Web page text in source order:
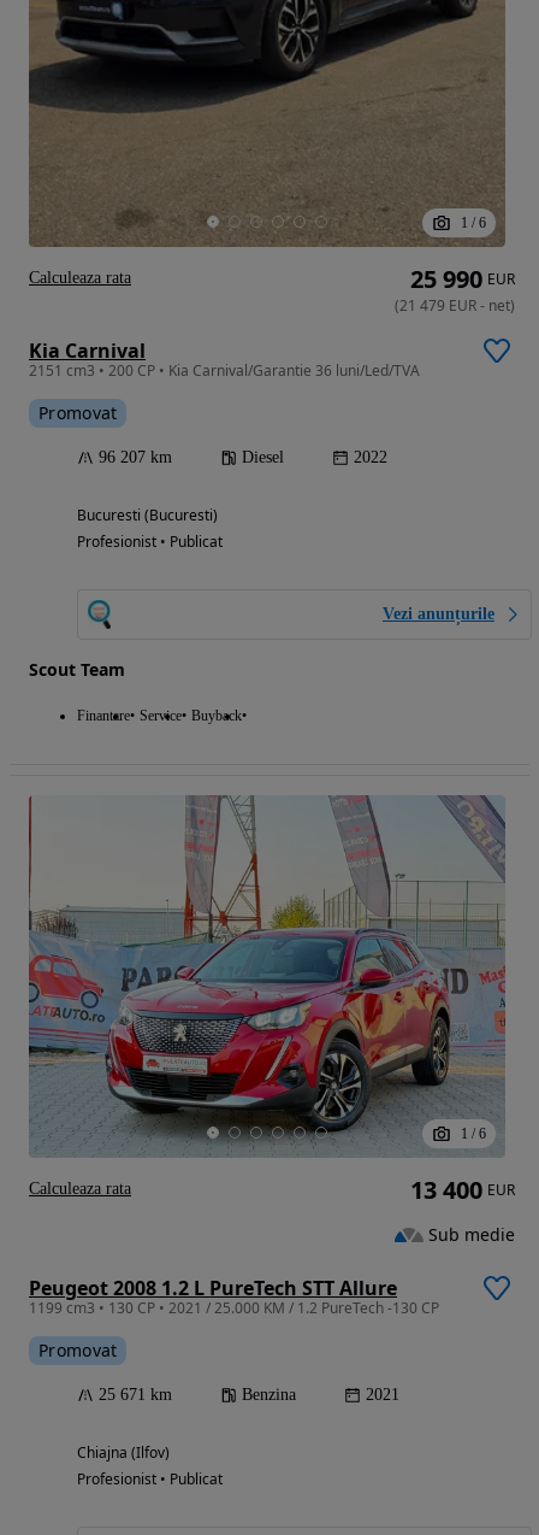
1 / 6
Kia Carnival
2151 cm3 • 200 CP • Kia Carnival/Garantie 36 luni/Led/TVA
Promovat
96 207 km Diesel 2022
Bucuresti (Bucuresti)
Profesionist • Publicat
Vezi anunțurile
Scout Team
Finantare Service Buyback
25 990 EUR
(21 479 EUR- net)
Calculeaza rata
1 / 6
Peugeot 2008 1.2 L PureTech STT Allure
1199 cm3 • 130 CP • 2021 / 25.000 KM / 1.2 PureTech -130 CP
Promovat
25 671 km Benzina 2021
Chiajna (Ilfov)
Profesionist • Publicat
13 400 EUR
Sub medie
Calculeaza rata